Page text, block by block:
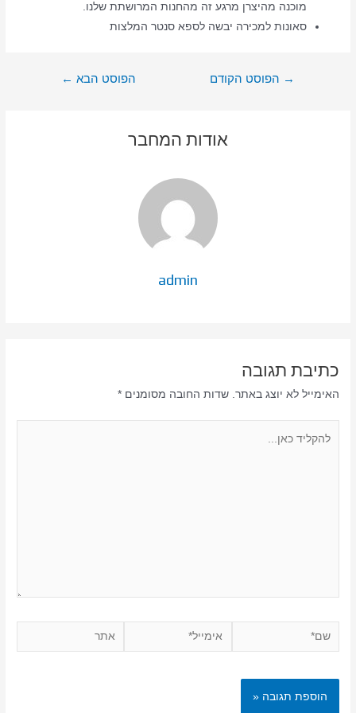
מוכנה מהיצרן מרגע זה מהחנות המרושתת שלנו.
סאונות למכירה יבשה לספא סנטר המלצות
→ הפוסט הקודם הפוסט הבא ←
אודות המחבר
admin
כתיבת תגובה
האימייל לא יוצג באתר. שדות החובה מסומנים*
שם* אימייל* אתר